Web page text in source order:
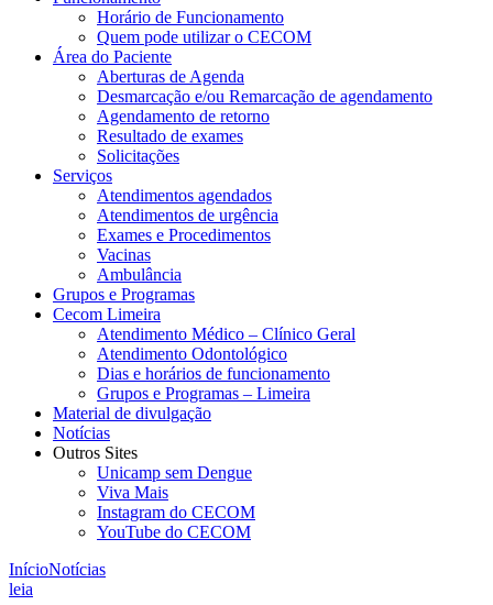
Horário de Funcionamento
Quem pode utilizar o CECOM
Área do Paciente
Aberturas de Agenda
Desmarcação e/ou Remarcação de agendamento
Agendamento de retorno
Resultado de exames
Solicitações
Serviços
Atendimentos agendados
Atendimentos de urgência
Exames e Procedimentos
Vacinas
Ambulância
Grupos e Programas
Cecom Limeira
Atendimento Médico – Clínico Geral
Atendimento Odontológico
Dias e horários de funcionamento
Grupos e Programas – Limeira
Material de divulgação
Notícias
Outros Sites
Unicamp sem Dengue
Viva Mais
Instagram do CECOM
YouTube do CECOM
InícioNotícias
leia